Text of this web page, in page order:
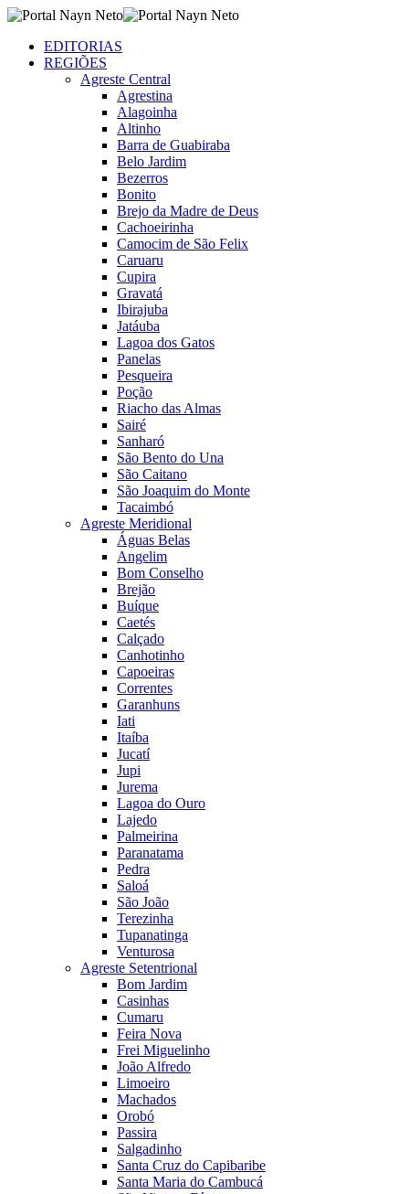
EDITORIAS
REGIÕES
Agreste Central
Agrestina
Alagoinha
Altinho
Barra de Guabiraba
Belo Jardim
Bezerros
Bonito
Brejo da Madre de Deus
Cachoeirinha
Camocim de São Felix
Caruaru
Cupira
Gravatá
Ibirajuba
Jatáuba
Lagoa dos Gatos
Panelas
Pesqueira
Poção
Riacho das Almas
Sairé
Sanharó
São Bento do Una
São Caitano
São Joaquim do Monte
Tacaimbó
Agreste Meridional
Águas Belas
Angelim
Bom Conselho
Brejão
Buíque
Caetés
Calçado
Canhotinho
Capoeiras
Correntes
Garanhuns
Iati
Itaíba
Jucatí
Jupi
Jurema
Lagoa do Ouro
Lajedo
Palmeirina
Paranatama
Pedra
Saloá
São João
Terezinha
Tupanatinga
Venturosa
Agreste Setentrional
Bom Jardim
Casinhas
Cumaru
Feira Nova
Frei Miguelinho
João Alfredo
Limoeiro
Machados
Orobó
Passira
Salgadinho
Santa Cruz do Capibaribe
Santa Maria do Cambucá